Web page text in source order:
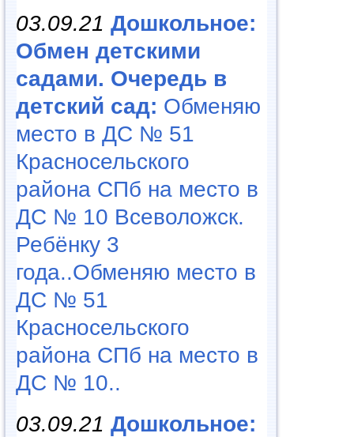
03.09.21 Дошкольное:
Обмен детскими
садами. Очередь в
детский сад: Обменяю
место в ДС № 51
Красносельского
района СПб на место в
ДС № 10 Всеволожск.
Ребёнку 3
года..Обменяю место в
ДС № 51
Красносельского
района СПб на место в
ДС № 10..
03.09.21 Дошкольное: